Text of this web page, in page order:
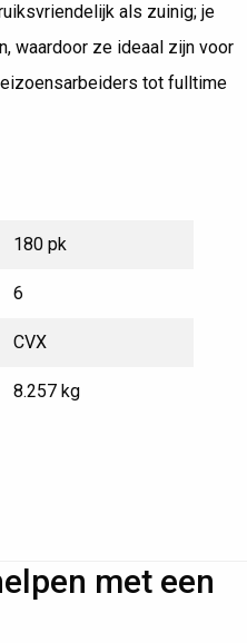
als zuinig; je
waardoor ze ideaal zijn voor
tot fulltime
180 pk
6
CVX
8.257 kg
met een